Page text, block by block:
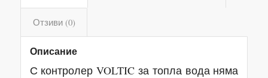
Отзиви (0)
Описание
С контролер VOLTIC за топла вода няма